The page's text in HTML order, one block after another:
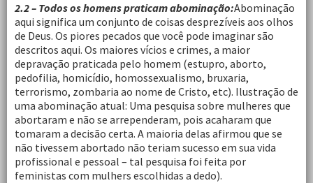
2.2 – Todos os homens praticam abominação:Abominação
aqui significa um conjunto de coisas desprezíveis aos olhos
de Deus. Os piores pecados que você pode imaginar são
descritos aqui. Os maiores vícios e crimes, a maior
depravação praticada pelo homem (estupro, aborto,
pedofilia, homicídio, homossexualismo, bruxaria,
terrorismo, zombaria ao nome de Cristo, etc). Ilustração de
uma abominação atual: Uma pesquisa sobre mulheres que
abortaram e não se arrependeram, pois acaharam que
tomaram a decisão certa. A maioria delas afirmou que se
não tivessem abortado não teriam sucesso em sua vida
profissional e pessoal – tal pesquisa foi feita por
feministas com mulhers escolhidas a dedo).